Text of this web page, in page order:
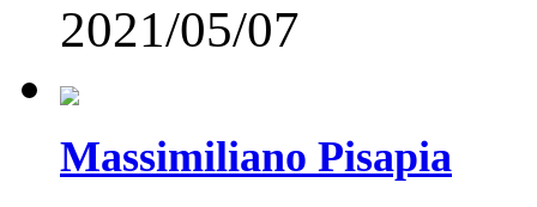
2021/05/07
Massimiliano Pisapia